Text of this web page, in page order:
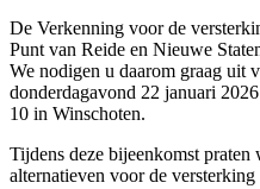
De Verkenning voor de
Punt van Reide en Nieuwe
We nodigen u daarom graag uit
donderdagavond 22 januari
10 in Winschoten.
Tijdens deze bijeenkomst
alternatieven voor de